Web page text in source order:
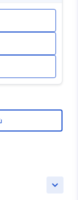
keyboard_arrow_down